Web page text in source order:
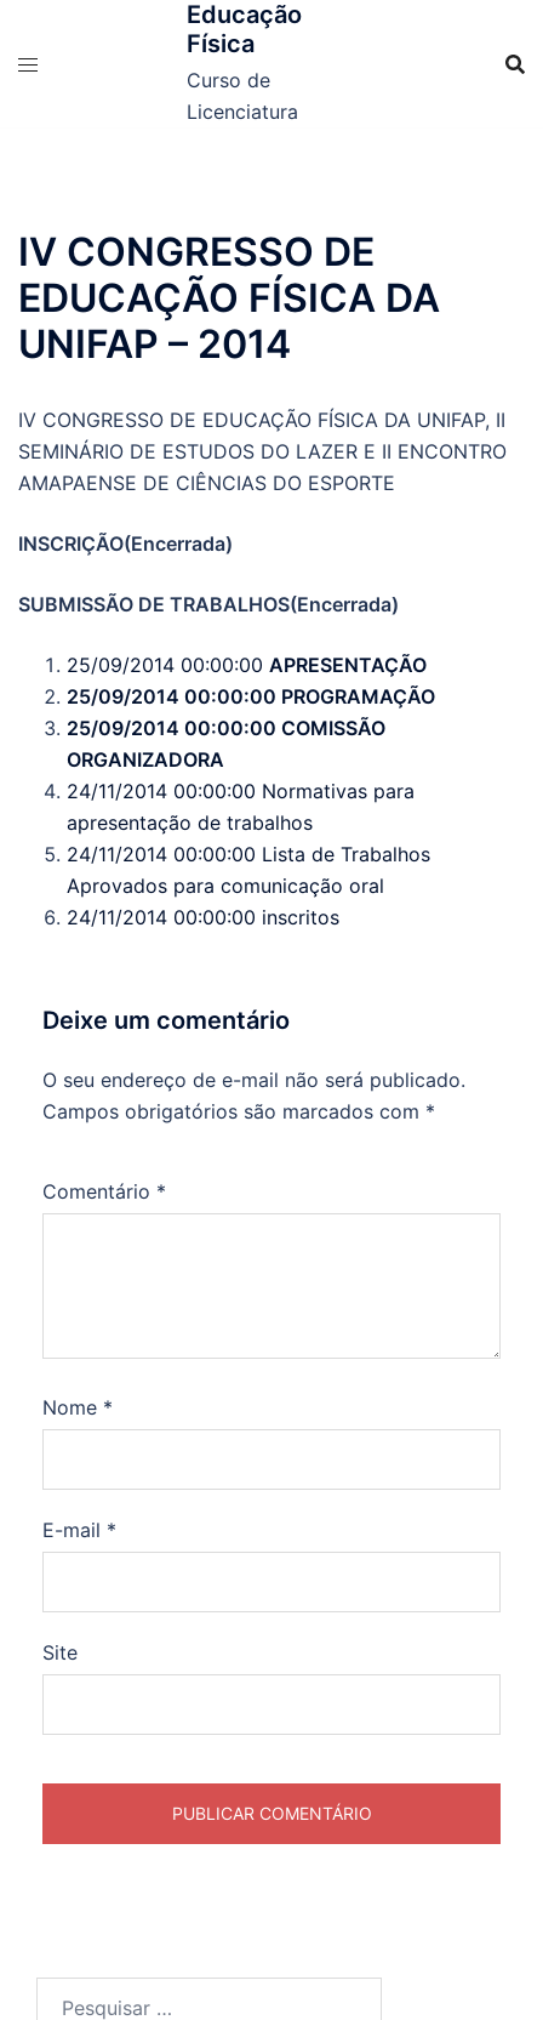
Educação
Física
Curso de
Licenciatura
IV CONGRESSO DE
EDUCAÇÃO FÍSICA DA
UNIFAP – 2014
IV CONGRESSO DE EDUCAÇÃO FÍSICA DA UNIFAP, II
SEMINÁRIO DE ESTUDOS DO LAZER E II ENCONTRO
AMAPAENSE DE CIÊNCIAS DO ESPORTE
INSCRIÇÃO(Encerrada)
SUBMISSÃO DE TRABALHOS(Encerrada)
25/09/2014 00:00:00 APRESENTAÇÃO
25/09/2014 00:00:00 PROGRAMAÇÃO
25/09/2014 00:00:00 COMISSÃO
ORGANIZADORA
24/11/2014 00:00:00 Normativas para
apresentação de trabalhos
24/11/2014 00:00:00 Lista de Trabalhos
Aprovados para comunicação oral
24/11/2014 00:00:00 inscritos
Deixe um comentário
O seu endereço de e-mail não será publicado.
Campos obrigatórios são marcados com *
Comentário *
Nome *
E-mail *
Site